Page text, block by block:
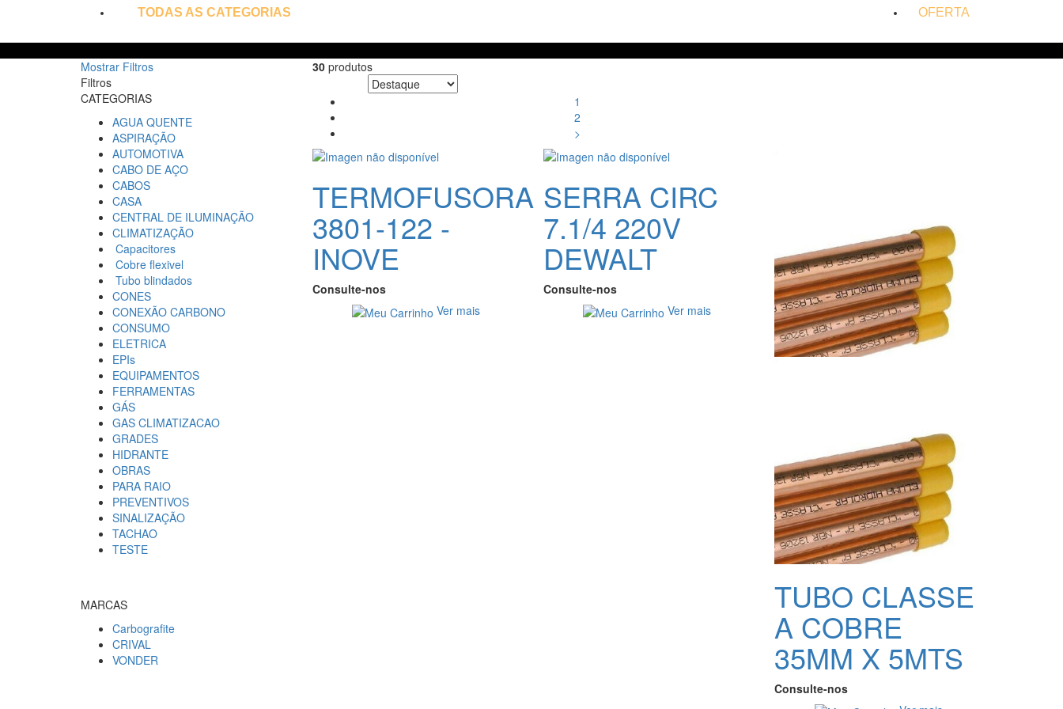
TODAS AS CATEGORIAS OFERTA
Mostrar Filtros
Filtros
CATEGORIAS
AGUA QUENTE
ASPIRAÇÃO
AUTOMOTIVA
CABO DE AÇO
CABOS
CASA
CENTRAL DE ILUMINAÇÃO
CLIMATIZAÇÃO
Capacitores
Cobre flexivel
Tubo blindados
CONES
CONEXÃO CARBONO
CONSUMO
ELETRICA
EPIs
EQUIPAMENTOS
FERRAMENTAS
GÁS
GAS CLIMATIZACAO
GRADES
HIDRANTE
OBRAS
PARA RAIO
PREVENTIVOS
SINALIZAÇÃO
TACHAO
TESTE
MARCAS
Carbografite
CRIVAL
VONDER
30produtos
1
2
>
TERMOFUSORA
3801-122 -
INOVE
Consulte-nos
Ver mais
SERRA CIRC
7.1/4 220V
DEWALT
Consulte-nos
Ver mais
TUBO CLASSE
A COBRE
35MM X 5MTS
Consulte-nos